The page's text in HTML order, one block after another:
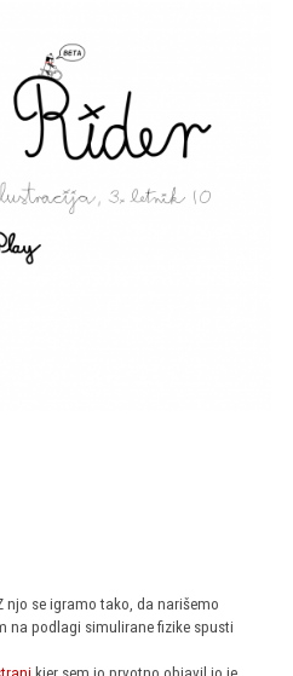
njo se igramo tako, da narišemo
na podlagi simulirane fizike spusti